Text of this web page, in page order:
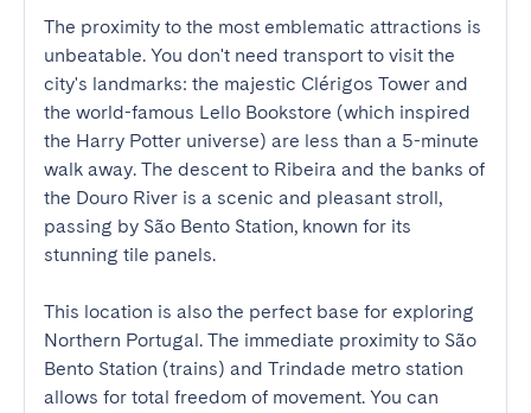
The proximity to the most emblematic attractions is
unbeatable. You don't need transport to visit the
city's landmarks: the majestic Clérigos Tower and
the world-famous Lello Bookstore (which inspired
the Harry Potter universe) are less than a 5-minute
walk away. The descent to Ribeira and the banks of
the Douro River is a scenic and pleasant stroll,
passing by São Bento Station, known for its
stunning tile panels.
This location is also the perfect base for exploring
Northern Portugal. The immediate proximity to São
Bento Station (trains) and Trindade metro station
allows for total freedom of movement. You can